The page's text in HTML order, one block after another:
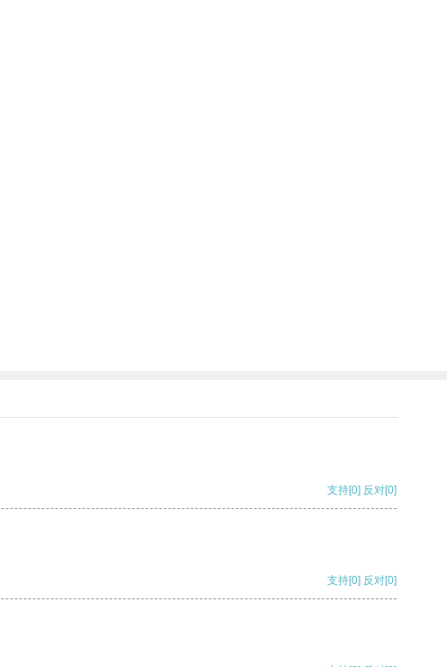
支持[0] 反对[0]
支持[0] 反对[0]